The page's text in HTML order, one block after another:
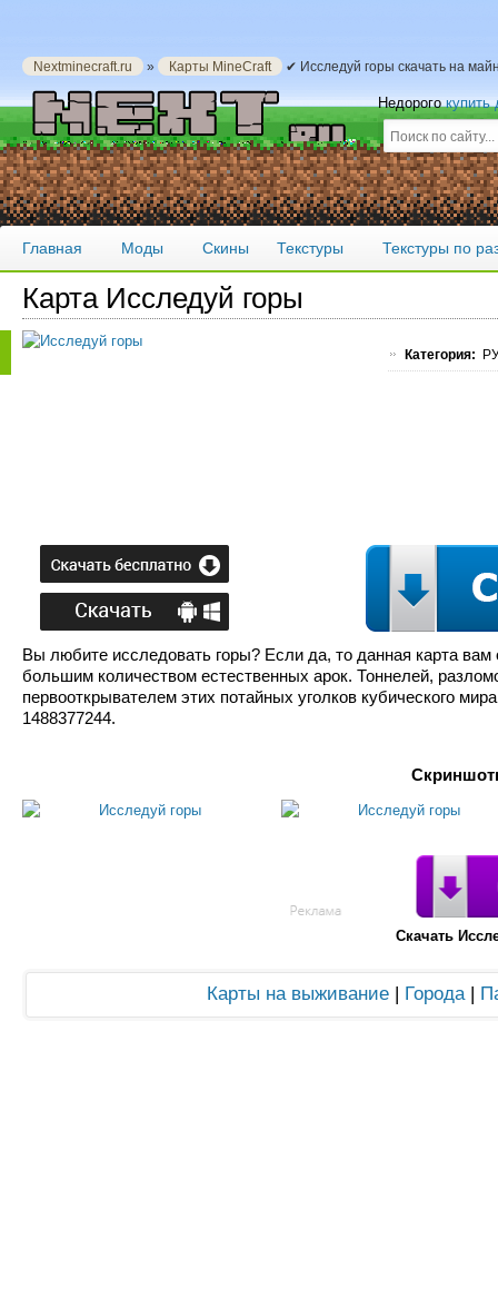
Nextminecraft.ru » Карты MineCraft ✔ Исследуй горы скачать на
Недорогокупить
Главная Моды Скины Текстуры Текстуры по
Карта Исследуй горы
Категория:
Вы любите исследовать горы? Если да, то данная карта
большим количеством естественных арок. Тоннелей,
первооткрывателем этих потайных уголков кубического
1488377244.
Скачать
Карты на выживание| Города|